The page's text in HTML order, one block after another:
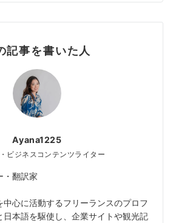
記事を書いた人
Ayana1225
ビジネスコンテンツライター
・翻訳家
心に活動するフリーランスのプロフ
日本語を駆使し、企業サイトや観光記